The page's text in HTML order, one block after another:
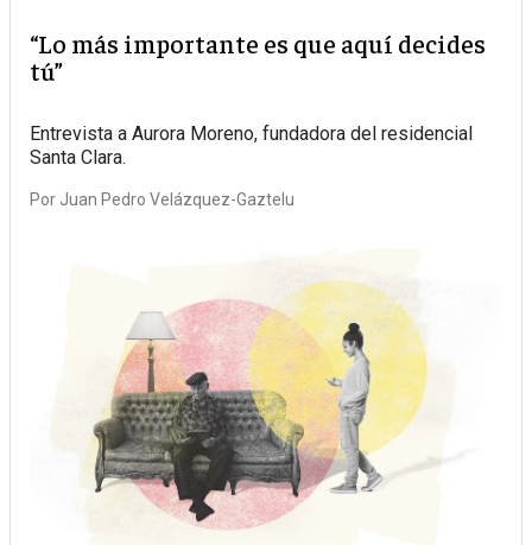
“Lo más importante es que aquí decides
tú”
Entrevista a Aurora Moreno, fundadora del residencial
Santa Clara.
Por Juan Pedro Velázquez-Gaztelu